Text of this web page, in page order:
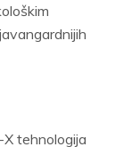
tehnologija